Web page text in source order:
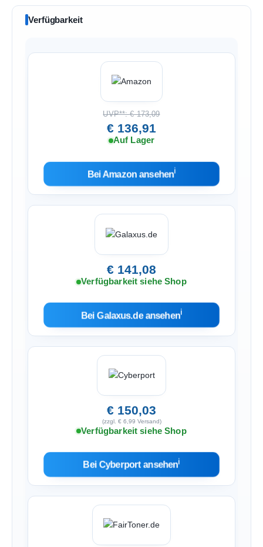
Verfügbarkeit
UVP**: € 173,09
€ 136,91
Auf Lager
Bei Amazon ansehenℹ︎
€ 141,08
Verfügbarkeit siehe Shop
Bei Galaxus.de ansehenℹ︎
€ 150,03
(zzgl. € 6,99 Versand)
Verfügbarkeit siehe Shop
Bei Cyberport ansehenℹ︎